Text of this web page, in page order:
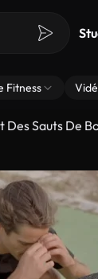
Fitness
Des Sauts De